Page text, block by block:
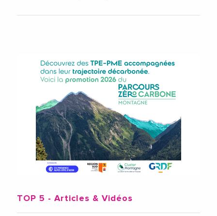
TOP 5 - Articles & Vidéos